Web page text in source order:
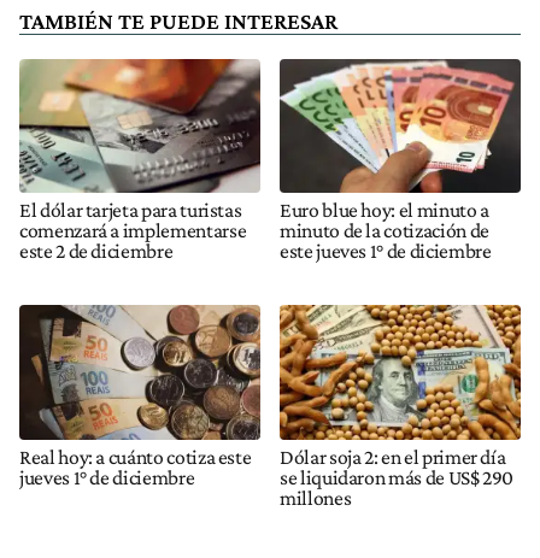
TAMBIÉN TE PUEDE INTERESAR
El dólar tarjeta para turistas
comenzará a implementarse
este 2 de diciembre
Euro blue hoy: el minuto a
minuto de la cotización de
este jueves 1° de diciembre
Real hoy: a cuánto cotiza este
jueves 1° de diciembre
Dólar soja 2: en el primer día
se liquidaron más de US$ 290
millones